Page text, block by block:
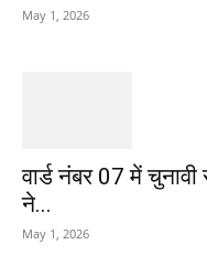
May 1, 2026
वार्ड नंबर 07 में
ने...
May 1, 2026